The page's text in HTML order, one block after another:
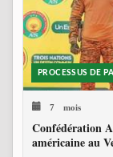
PROCESSUS DE
7 mois
Confédération
américaine au